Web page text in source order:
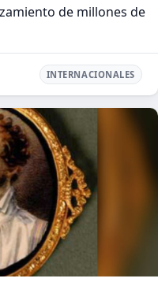
de millones de
INTERNACIONALES